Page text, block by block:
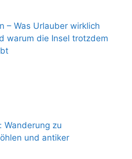
– Was Urlauber wirklich
warum die Insel trotzdem
Wanderung zu
und antiker